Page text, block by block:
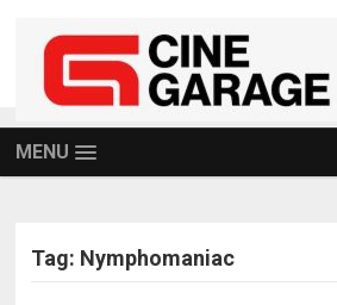
MENU
Tag: Nymphomaniac